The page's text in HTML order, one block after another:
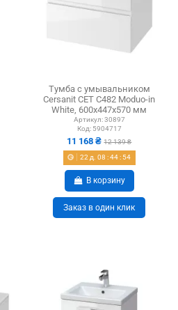
Тумба с умывальником
Cersanit CET С482 Moduo-in
White, 600х447х570 мм
Артикул:30897
Код: 5904717
11 168 ₴12 139 ₴
22д. 08 :44: 54
В корзину
Заказ в один клик